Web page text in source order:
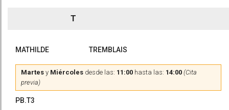
T
MATHILDE TREMBLAIS
Martes y Miércoles desde las: 11:00 hasta las: 14:00 (Cita
previa)
PB.T3